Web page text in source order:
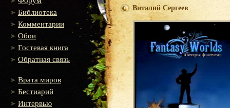
Библиотека
Комментарии
Обои
Гостевая книга
Обратная связь
Врата миров
Бестиарий
Интервью
Виталий Сергеев